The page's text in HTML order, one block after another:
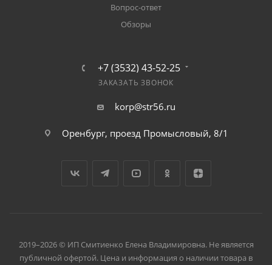
Вопрос-ответ
Обзоры
+7 (3532) 43-52-25
ЗАКАЗАТЬ ЗВОНОК
korp@str56.ru
Оренбург, проезд Промысловый, 8/1
2019–2026 © ИП Смитиенко Елена Владимировна. Не является
публичной офертой. Цена и информация о наличии товара в